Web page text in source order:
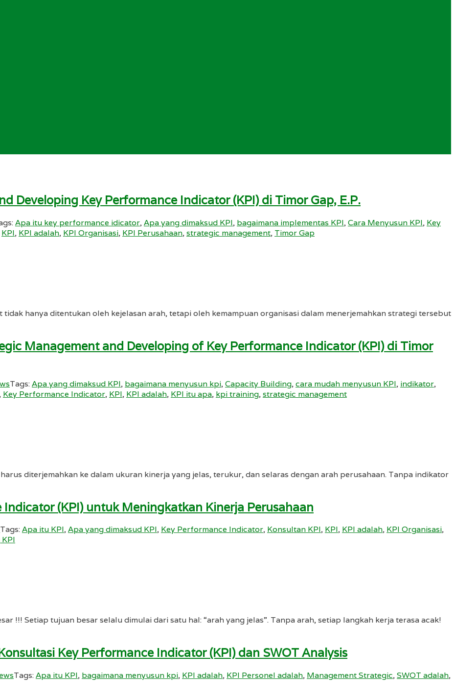
Developing Key Performance Indicator (KPI) di Timor Gap, E.P.
Apa itu key performance idicator,Apa yang dimaksud KPI, bagaimana implementas KPI,Cara Menyusun KPI, Key
KPI, KPI adalah, KPI Organisasi, KPI Perusahaan,strategic management, Timor Gap
hanya ditentukan oleh kejelasan arah, tetapi oleh kemampuan organisasi dalam menerjemahkan strategi tersebut
Management and Developing of Key Performance Indicator (KPI) di Timor
Tags:Apa yang dimaksud KPI, bagaimana menyusun kpi,Capacity Building,cara mudah menyusun KPI, indikator,
Key Performance Indicator, KPI, KPI adalah, KPI itu apa, kpi training,strategic management
diterjemahkan ke dalam ukuran kinerja yang jelas, terukur, dan selaras dengan arah perusahaan. Tanpa indikator
(KPI) untuk Meningkatkan Kinerja Perusahaan
Tags:Apa itu KPI,Apa yang dimaksud KPI, Key Performance Indicator, Konsultan KPI, KPI, KPI adalah, KPI Organisasi,
!!! Setiap tujuan besar selalu dimulai dari satu hal: “arah yang jelas”. Tanpa arah, setiap langkah kerja terasa acak!
Key Performance Indicator (KPI) dan SWOT Analysis
Tags:Apa itu KPI, bagaimana menyusun kpi, KPI adalah, KPI Personel adalah, Management Strategic,SWOT adalah,